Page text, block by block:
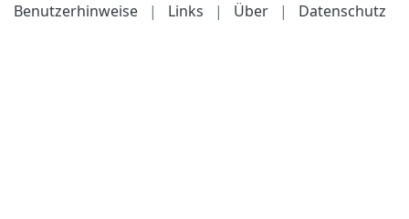
Benutzerhinweise
| Links | Über | Datenschutz